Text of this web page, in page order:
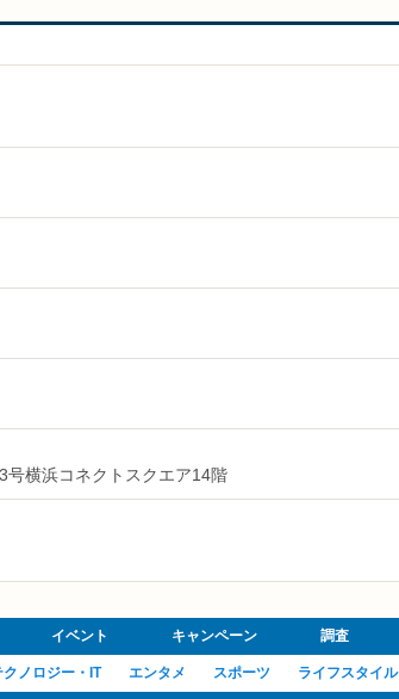
号横浜コネクトスクエア14階
イベント キャンペーン 調査
クノロジー・IT エンタメ スポーツ ライフスタイル